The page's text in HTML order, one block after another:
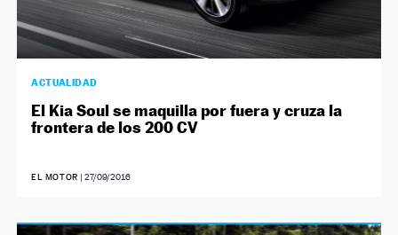
ACTUALIDAD
El Kia Soul se maquilla por fuera y cruza la
frontera de los 200 CV
EL MOTOR | 27/09/2016